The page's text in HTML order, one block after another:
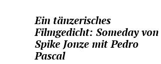
Ein tänzerisches
Filmgedicht: Someday von
Spike Jonze mit Pedro
Pascal